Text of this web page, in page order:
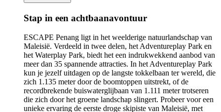
Stap in een achtbaanavontuur
ESCAPE Penang ligt in het weelderige natuurlandschap van
Maleisië. Verdeeld in twee delen, het Adventureplay Park en
het Waterplay Park, biedt het een indrukwekkend aanbod van
meer dan 35 spannende attracties. In het Adventureplay Park
kun je jezelf uitdagen op de langste tokkelbaan ter wereld, die
zich 1.135 meter door de boomtoppen uitstrekt, of de
recordbrekende buiswaterglijbaan van 1.111 meter trotseren
die zich door het groene landschap slingert. Probeer voor een
unieke ervaring de eerste droge skipiste van Maleisië, met